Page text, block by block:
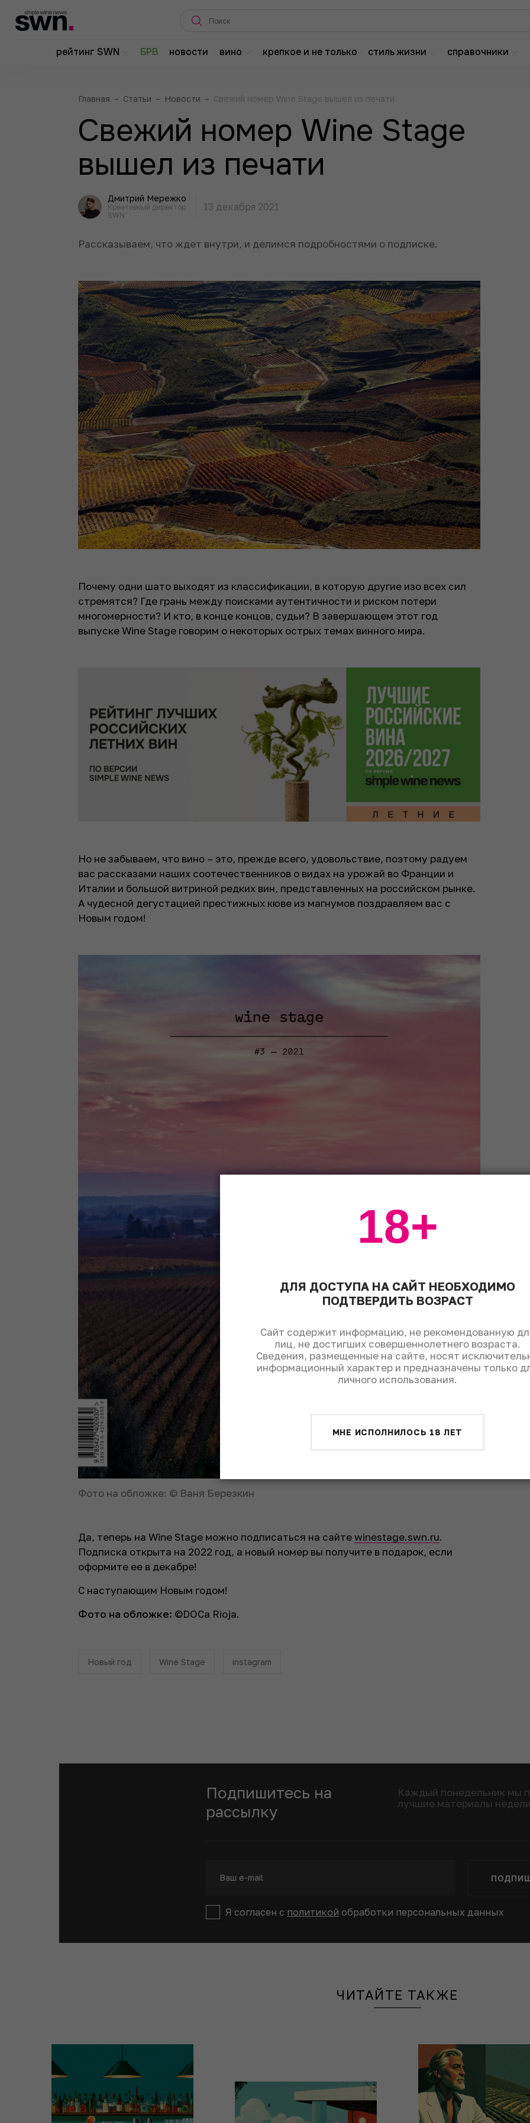
рейтинг SWN БРВ новости вино крепкое и не только стиль жизни справочники
Главная – Статьи – Новости – Свежий номер Wine Stage вышел из печати
Свежий номер Wine Stage
вышел из печати
Дмитрий Мережко
Креативный директор
SWN
13 декабря 2021
Рассказываем, что ждет внутри, и делимся подробностями о подписке.
Почему одни шато выходят из классификации, в которую другие изо всех сил
стремятся? Где грань между поисками аутентичности и риском потери
многомерности? И кто, в конце концов, судьи? В завершающем этот год
выпуске Wine Stage говорим о некоторых острых темах винного мира.
Но не забываем, что вино – это, прежде всего, удовольствие, поэтому радуем
вас рассказами наших соотечественников о видах на урожай во Франции и
Италии и большой витриной редких вин, представленных на российском рынке.
А чудесной дегустацией престижных кюве из магнумов поздравляем вас с
Новым годом!
Фото на обложке: © Ваня Березкин
Да, теперь на Wine Stage можно подписаться на сайтеwinestage.swn.ru.
Подписка открыта на 2022 год, а новый номер вы получите в подарок, если
оформите ее в декабре!
С наступающим Новым годом!
Фото на обложке: ©DOCa Rioja.
Новый год Wine Stage instagram
Подпишитесь на
рассылку
Каждый понедельник мы
лучшие материалы недели
Я согласен с политикой обработки персональных данных
ЧИТАЙТЕ ТАКЖЕ
ДЛЯ ДОСТУПА НА САЙТ НЕОБХОДИМО
ПОДТВЕРДИТЬ ВОЗРАСТ
Сайт содержит информацию, не рекомендованную
лиц, не достигших совершеннолетнего возраста.
Сведения, размещенные на сайте, носят
информационный характер и предназначены только
личного использования.
МНЕ ИСПОЛНИЛОСЬ 18 ЛЕТ
18+